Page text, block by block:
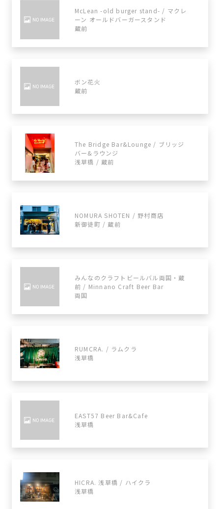
McLean -old burger stand- / マクレ
ーン オールドバーガースタンド
蔵前
ボン花火
蔵前
The Bridge Bar&Lounge / ブリッジ
バー&ラウンジ
浅草橋 / 蔵前
NOMURA SHOTEN / 野村商店
新御徒町 / 蔵前
みんなのクラフトビールバル両国・蔵
前 / Minnano Craft Beer Bar
両国
RUMCRA. / ラムクラ
浅草橋
EAST57 Beer Bar&Cafe
浅草橋
HICRA. 浅草橋 / ハイクラ
浅草橋